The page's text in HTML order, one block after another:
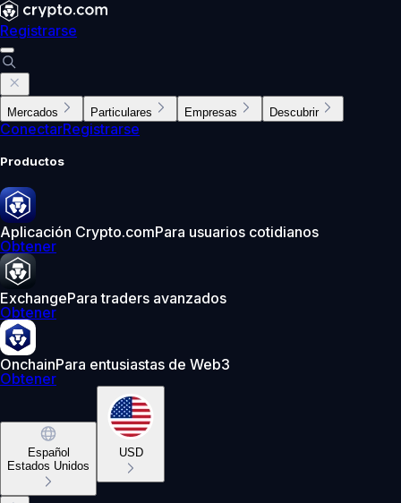
Registrarse
Mercados Particulares Empresas Descubrir
ConectarRegistrarse
Productos
Aplicación Crypto.comPara usuarios cotidianos
Obtener
ExchangePara traders avanzados
Obtener
OnchainPara entusiastas de Web3
Obtener
Español
Estados Unidos
USD